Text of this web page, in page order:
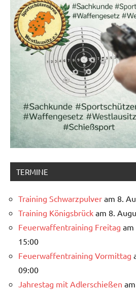
TERMINE
Training Schwarzpulver am 8.
Training Königsbrück am 8.
Feuerwaffentraining Freitag am
15:00
Feuerwaffentraining Vormittag
09:00
Jahrestag mit Adlerschießen